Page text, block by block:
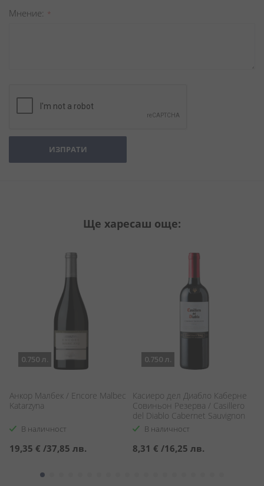
Мнение
ИЗПРАТИ
Ще харесаш още:
0.750 л.
Aнкор Малбек / Encore Malbec
Katarzyna
В наличност
19,35 € /37,85 лв.
0.750 л.
Касиеро дел Диабло Каберне
Совиньон Резерва / Casillero
del Diablo Cabernet Sauvignon
В наличност
8,31 € /16,25 лв.